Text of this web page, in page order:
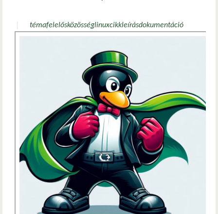
témafelelősközösséglinuxcikkleírásdokumentáció